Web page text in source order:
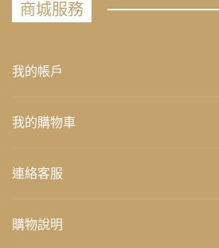
商城服務
我的帳戶
我的購物車
連絡客服
購物說明